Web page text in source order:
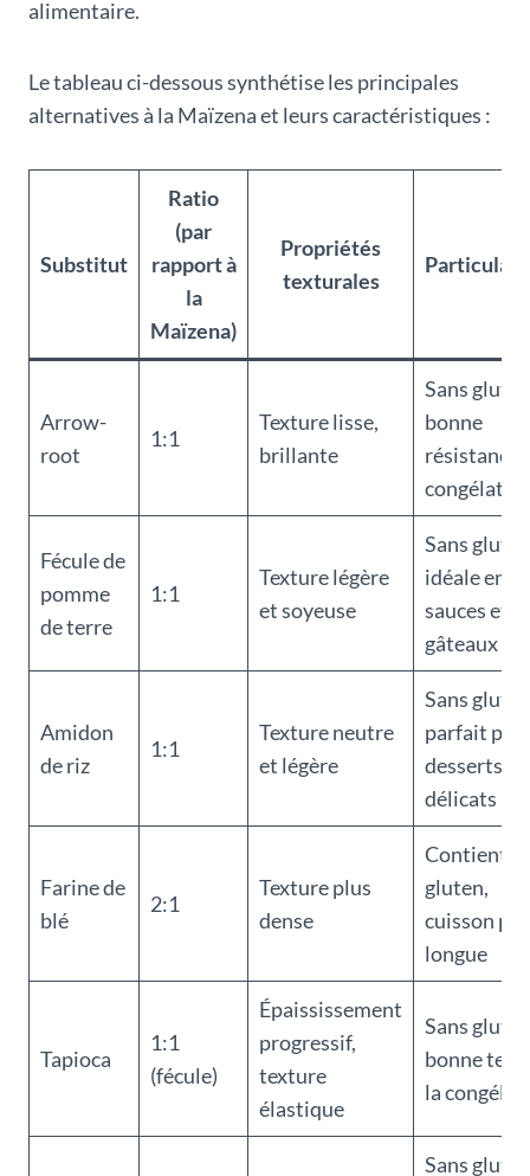
alimentaire.
Le tableau ci-dessous synthétise les principales
alternatives à la Maïzena et leurs caractéristiques :
Substitut
Ratio
(par
rapport à
la
Maïzena)
Propriétés
texturales
Arrow-
root
1:1
Texture lisse,
brillante
Sans
bonne
résistance
Fécule de
pomme
de terre
1:1
Texture légère
et soyeuse
Sans
idéale en
sauces et
gâteaux
Amidon
de riz
1:1
Texture neutre
et légère
Sans
parfait
desserts
délicats
Farine de
blé
2:1
Texture plus
dense
Contient
gluten,
cuisson
longue
Tapioca
1:1
(fécule)
Épaississement
progressif,
texture
élastique
Sans
bonne
la
Sans